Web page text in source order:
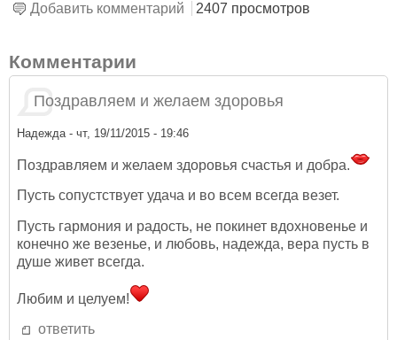
Добавить комментарий
2407 просмотров
Комментарии
Поздравляем и желаем здоровья
Надежда - чт, 19/11/2015 - 19:46
Поздравляем и желаем здоровья счастья и добра.
Пусть сопустствует удача и во всем всегда везет.
Пусть гармония и радость, не покинет вдохновенье и
конечно же везенье, и любовь, надежда, вера пусть в
душе живет всегда.
Любим и целуем!
ответить